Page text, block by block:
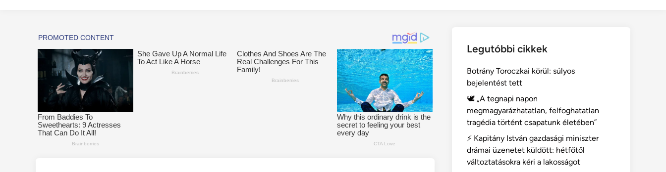
Legutóbbi cikkek
Botrány Toroczkai körül: súlyos
bejelentést tett
🕊️ „A tegnapi napon
megmagyarázhatatlan, felfoghatatlan
tragédia történt csapatunk életében”
⚡ Kapitány István gazdasági miniszter
drámai üzenetet küldött: hétfőtől
változtatásokra kéri a lakosságot